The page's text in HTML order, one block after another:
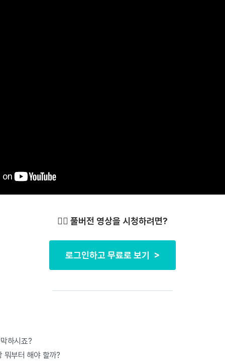
👇🏻 풀버전 영상을 시청하려면?
로그인하고 무료로 보기 >
하시죠?
부터 해야 할까?